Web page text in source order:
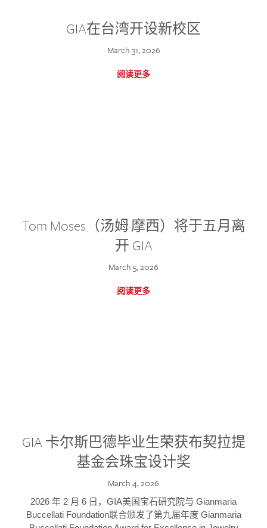
GIA在台湾开设新校区
March 31, 2026
阅读更多
Tom Moses（汤姆·摩西）将于五月离
开 GIA
March 5, 2026
阅读更多
GIA 卡尔斯巴德毕业生荣获布契拉提
基金会珠宝设计奖
March 4, 2026
2026 年 2 月 6 日，GIA美国宝石研究院与 Gianmaria
Buccellati Foundation联合颁发了第九届年度 Gianmaria